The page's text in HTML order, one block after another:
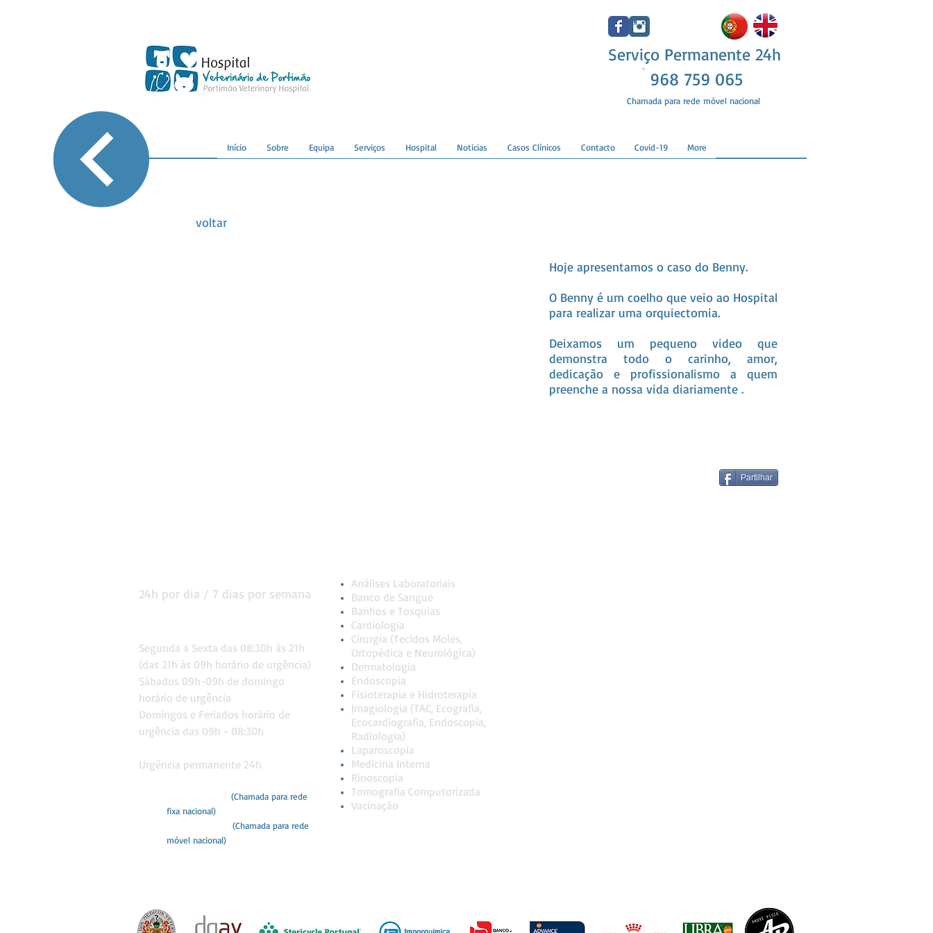
Serviço Permanente 24h
968 759 065
Chamada para rede móvel nacional
Início Sobre Equipa Serviços Hospital Noticias Casos Clínicos Contacto Covid-19 More
voltar
Hoje apresentamos o caso do Benny.
O Benny é um coelho que veio ao Hospital
para realizar uma orquiectomia.
Deixamos um pequeno video que
demonstra todo o carinho, amor,
dedicação e profissionalismo a quem
preenche a nossa vida diariamente .
Partilhar
24h por dia / 7 dias por semana
Segunda a Sexta das 08:30h às 21h
(das 21h às 09h horário de urgência)
Sábados 09h-09h de domingo
horário de urgência
Domingos e Feriados horário de
urgência das 09h - 08:30h
Urgência permanente 24h
(Chamada para rede
fixa nacional)
(Chamada para rede
móvel nacional)
Análises Laboratoriais
Banco de Sangue
Banhos e Tosquias
Cardiologia
Cirurgia (Tecidos Moles,
Ortopédica e Neurológica)
Dermatologia
Endoscopia
Fisioterapia e Hidroterapia
Imagiologia (TAC, Ecografia,
Ecocardiografia, Endoscopia,
Radiologia)
Laparoscopia
Medicina Interna
Rinoscopia
Tomografia Computorizada
Vacinação